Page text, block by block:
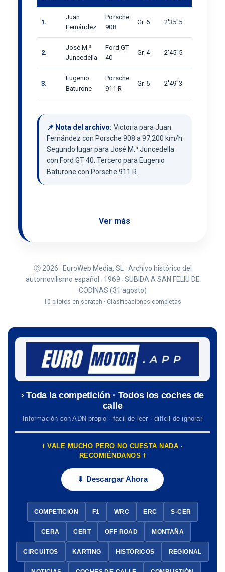
1.
Juan
Fernández
Porsche
908
Gr. 6 2'35"5
2.
José M.ª
Juncedella
Ford GT
40
Gr. 4 2'45"5
3.
Eugenio
Baturone
Porsche
911 R
Gr. 6 2'49"3
📌 Nota del archivo: Victoria para Juan
Fernández con Porsche 908 a 97,200 km/h.
Segundo lugar para José M.ª Juncedella
con Ford GT 40. Tercero para Eugenio
Baturone con Porsche 911 R.
Ver más
Ⓒ 2026 · EuroWeb Media, SL · Archivo histórico del
automovilismo español · 1969 · SUBIDA A SAN FELIU DE
CODINAS (31 agosto)
10 pilotos en scratch · Clasificaciones completas
› Toda la competición · Todos los coches de
calle
Información con ADN propio · fácil de leer · difícil de ignorar
⭡ VALE MUCHO PERO NO CUESTA NADA ·
RECOMIÉNDANOS ⭡
⬇ Descargar Ahora
COMPETICIÓN F1 WRC ERC S-CER
CERA CERT OFF ROAD MONTAÑA
CIRCUITOS KARTING HISTÓRICOS REGIONAL